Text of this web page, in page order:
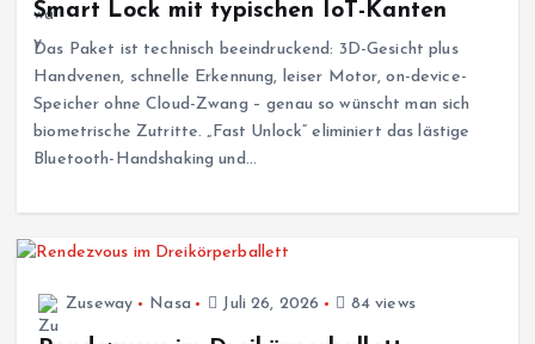
Smart Lock mit typischen IoT-Kanten
Das Paket ist technisch beeindruckend: 3D-Gesicht plus
Handvenen, schnelle Erkennung, leiser Motor, on-device-
Speicher ohne Cloud-Zwang – genau so wünscht man sich
biometrische Zutritte. „Fast Unlock“ eliminiert das lästige
Bluetooth-Handshaking und…
Zuseway Nasa Juli 26, 2026 84 views